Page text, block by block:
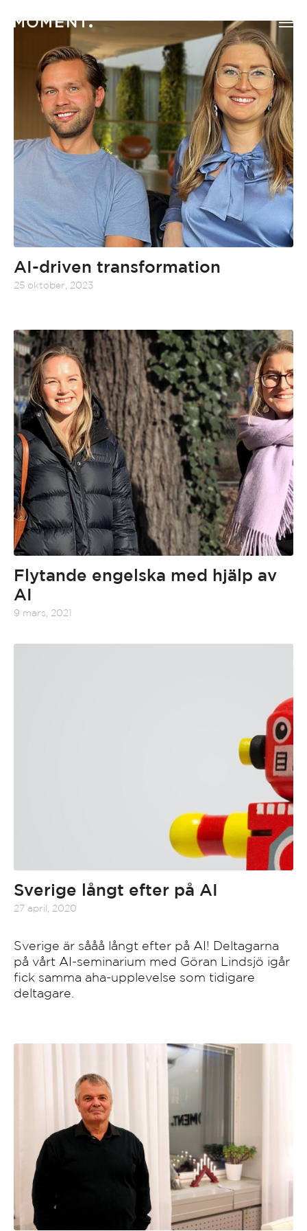
AI-driven transformation
25 oktober, 2023
Flytande engelska med hjälp av
AI
9 mars, 2021
Sverige långt efter på AI
27 april, 2020
Sverige är sååå långt efter på AI! Deltagarna
på vårt AI-seminarium med Göran Lindsjö igår
fick samma aha-upplevelse som tidigare
deltagare.